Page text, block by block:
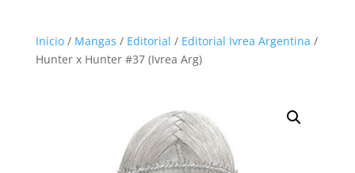
Inicio/ Mangas / Editorial / Editorial Ivrea Argentina /
Hunter x Hunter #37 (Ivrea Arg)